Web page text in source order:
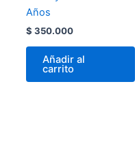
Años
$ 350.000
Añadir al
carrito